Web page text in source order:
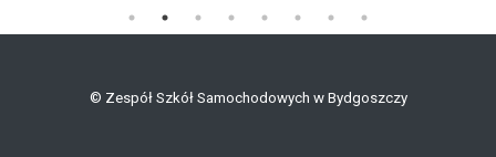
© Zespół Szkół Samochodowych w Bydgoszczy